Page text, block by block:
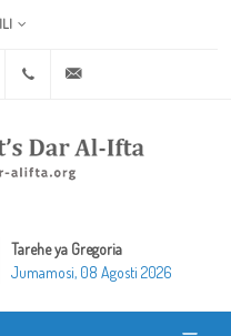
Youtube +20 2 25970400
Tarehe ya Gregoria
Jumamosi, 08 Agosti 2026